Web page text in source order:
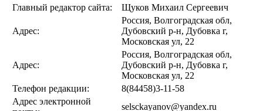
Главный редактор сайта:
Щуков Михаил Сергеевич
Адрес:
Россия, Волгоградская обл,
Дубовский р-н, Дубовка г,
Московская ул, 22
Адрес:
Россия, Волгоградская обл,
Дубовский р-н, Дубовка г,
Московская ул, 22
Телефон редакции:
8(84458)3-11-58
Адрес электронной
selsckayanov@yandex.ru